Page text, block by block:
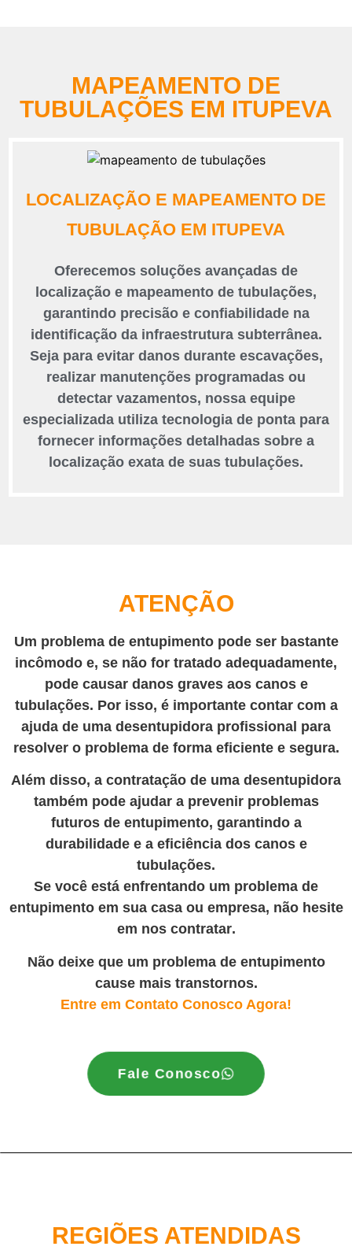
MAPEAMENTO DE
TUBULAÇÕES EM ITUPEVA
LOCALIZAÇÃO E MAPEAMENTO DE
TUBULAÇÃO EM ITUPEVA
Oferecemos soluções avançadas de
localização e mapeamento de tubulações,
garantindo precisão e confiabilidade na
identificação da infraestrutura subterrânea.
Seja para evitar danos durante escavações,
realizar manutenções programadas ou
detectar vazamentos, nossa equipe
especializada utiliza tecnologia de ponta para
fornecer informações detalhadas sobre a
localização exata de suas tubulações.
ATENÇÃO
Um problema de entupimento pode ser bastante
incômodo e, se não for tratado adequadamente,
pode causar danos graves aos canos e
tubulações. Por isso, é importante contar com a
ajuda de uma desentupidora profissional para
resolver o problema de forma eficiente e segura.
Além disso, a contratação de uma desentupidora
também pode ajudar a prevenir problemas
futuros de entupimento, garantindo a
durabilidade e a eficiência dos canos e
tubulações.
Se você está enfrentando um problema de
entupimento em sua casa ou empresa, não hesite
em nos contratar.
Não deixe que um problema de entupimento
cause mais transtornos.
Entre em Contato Conosco Agora!
Fale Conosco
REGIÕES ATENDIDAS